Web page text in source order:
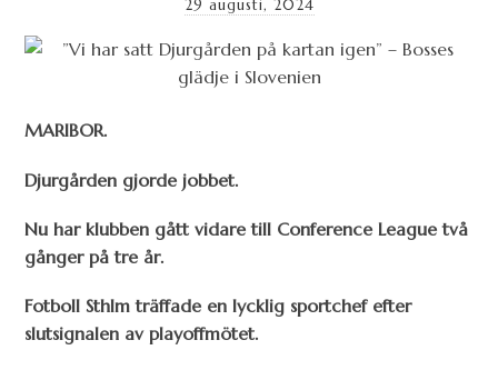
29 augusti, 2024
MARIBOR.
Djurgården gjorde jobbet.
Nu har klubben gått vidare till Conference League två
gånger på tre år.
Fotboll Sthlm träffade en lycklig sportchef efter
slutsignalen av playoffmötet.